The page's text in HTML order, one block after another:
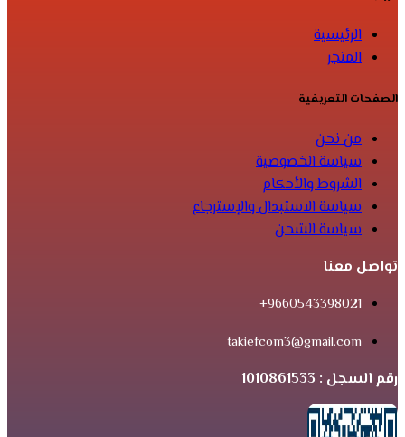
الرئيسية
المتجر
الصفحات التعريفية
من نحن
سياسة الخصوصية
الشروط والأحكام
سياسة الاستبدال والإسترجاع
سياسة الشحن
تواصل معنا
9660543398021+
takiefcom3@gmail.com
رقم السجل : 1010861533